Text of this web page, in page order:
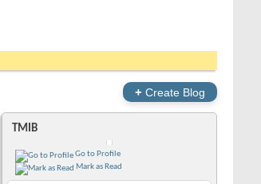
+ Create Blog
TMIB
Go to Profile
Mark as Read